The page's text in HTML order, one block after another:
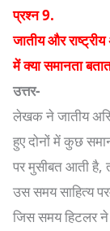
प्रश्न 9.
जातीय और
में क्या समानता
उत्तर-
लेखक ने जातीय
हुए दोनों में कुछ
पर मुसीबत आती है,
उस समय साहित्य
जिस समय हिटलर